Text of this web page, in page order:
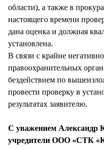
области), а также в
настоящего времени
дана оценка и должная
установлена.
В связи с крайне
правоохранительных
бездействием по
провести проверку в
результатах заявителю.
С уважением
учредители ООО «СТК